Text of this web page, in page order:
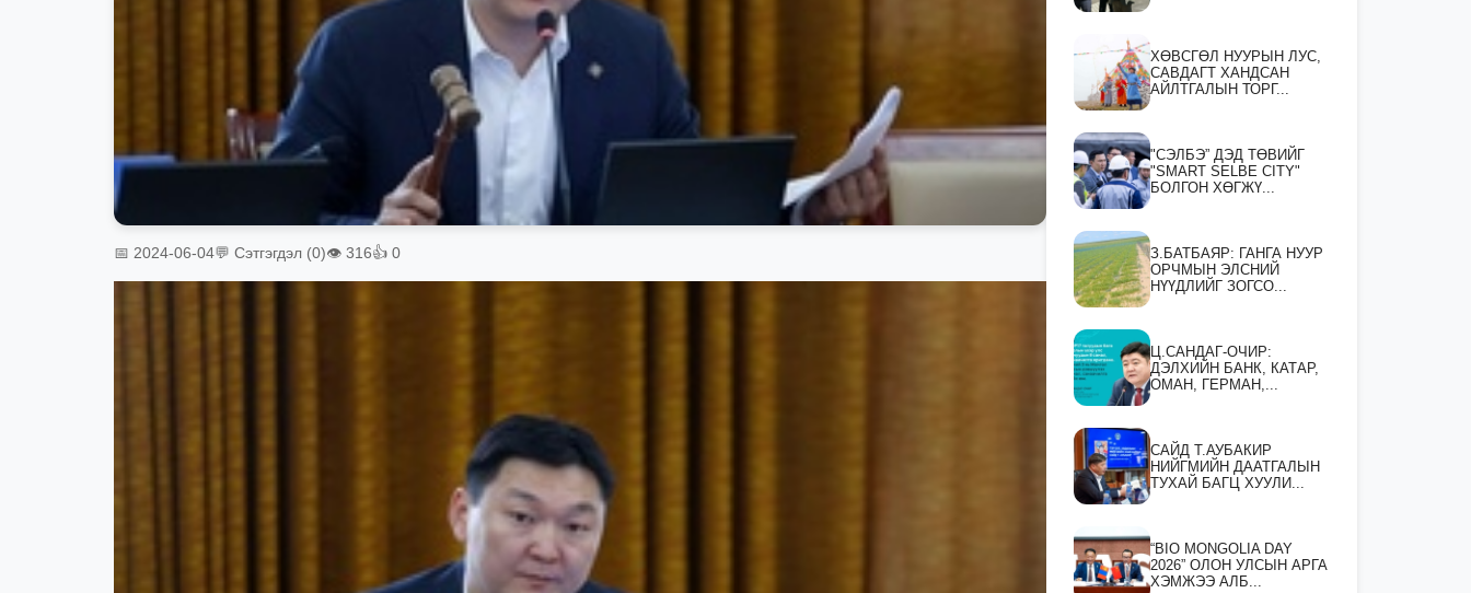
📅 2024-06-04💬 Сэтгэгдэл (0)👁 316👍 0
ХӨВСГӨЛ НУУРЫН ЛУС,
САВДАГТ ХАНДСАН
АЙЛТГАЛЫН ТОРГ...
"СЭЛБЭ” ДЭД ТӨВИЙГ
"SMART SELBE CITY"
БОЛГОН ХӨГЖҮ...
З.БАТБАЯР: ГАНГА НУУР
ОРЧМЫН ЭЛСНИЙ
НҮҮДЛИЙГ ЗОГСО...
Ц.САНДАГ-ОЧИР:
ДЭЛХИЙН БАНК, КАТАР,
ОМАН, ГЕРМАН,...
САЙД Т.АУБАКИР
НИЙГМИЙН ДААТГАЛЫН
ТУХАЙ БАГЦ ХУУЛИ...
“BIO MONGOLIA DAY
2026” ОЛОН УЛСЫН АРГА
ХЭМЖЭЭ АЛБ...